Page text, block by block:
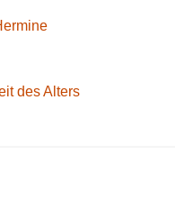
des Alters